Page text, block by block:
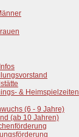
& Heimspielzeiten
(6 - 9 Jahre)
(ab 10 Jahren)